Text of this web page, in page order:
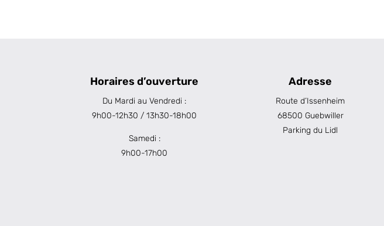
Horaires d’ouverture
Du Mardi au Vendredi :
9h00-12h30 / 13h30-18h00
Samedi :
9h00-17h00
Adresse
Route d’Issenheim
68500 Guebwiller
Parking du Lidl